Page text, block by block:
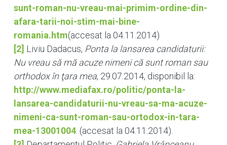
sunt-roman-nu-vreau-mai-primim-ordine-din-
afara-tarii-noi-stim-mai-bine-
romania.htm(accesat la 04.11.2014)
[2] Liviu Dadacus, Ponta la lansarea candidaturii:
Nu vreau să mă acuze nimeni că sunt roman sau
orthodox în ţara mea, 29.07.2014, disponibil la:
http://www.mediafax.ro/politic/ponta-la-
lansarea-candidaturii-nu-vreau-sa-ma-acuze-
nimeni-ca-sunt-roman-sau-ortodox-in-tara-
mea-13001004 . (accesat la 04.11.2014).